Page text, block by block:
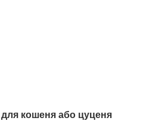
кошеня або цуценя